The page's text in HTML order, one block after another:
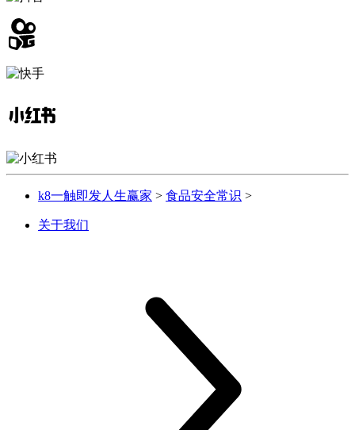
k8一触即发人生赢家 > 食品安全常识 >
关于我们